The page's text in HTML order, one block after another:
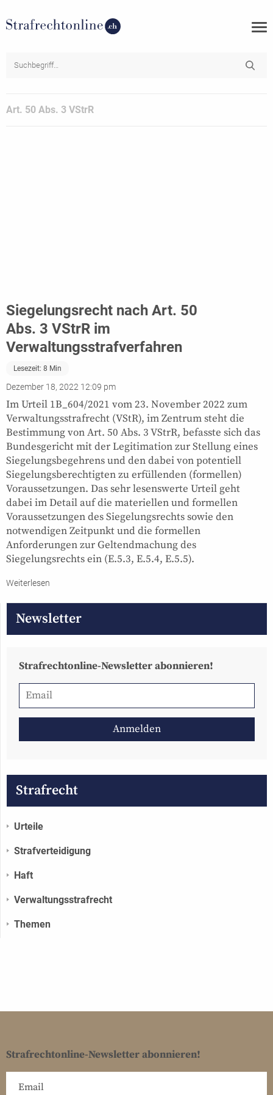
Art. 50 Abs. 3 VStrR
Siegelungsrecht nach Art. 50
Abs. 3 VStrR im
Verwaltungsstrafverfahren
Lesezeit: 8 Min
Dezember 18, 2022 12:09 pm
Im Urteil 1B_604/2021 vom 23. November 2022 zum
Verwaltungsstrafrecht (VStR), im Zentrum steht die
Bestimmung von Art. 50 Abs. 3 VStrR, befasste sich das
Bundesgericht mit der Legitimation zur Stellung eines
Siegelungsbegehrens und den dabei von potentiell
Siegelungsberechtigten zu erfüllenden (formellen)
Voraussetzungen. Das sehr lesenswerte Urteil geht
dabei im Detail auf die materiellen und formellen
Voraussetzungen des Siegelungsrechts sowie den
notwendigen Zeitpunkt und die formellen
Anforderungen zur Geltendmachung des
Siegelungsrechts ein (E.5.3, E.5.4, E.5.5).
Weiterlesen
Newsletter
Strafrechtonline-Newsletter abonnieren!
Strafrecht
Urteile
Strafverteidigung
Haft
Verwaltungs­strafrecht
Themen
Strafrechtonline-Newsletter abonnieren!